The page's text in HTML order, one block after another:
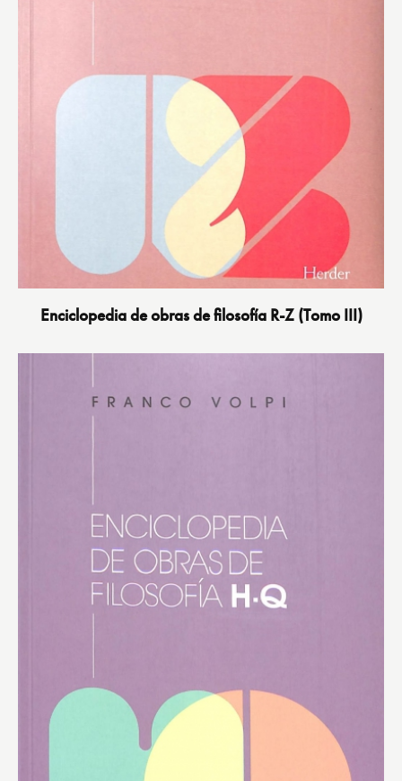
Enciclopedia de obras de filosofía R-Z (Tomo III)